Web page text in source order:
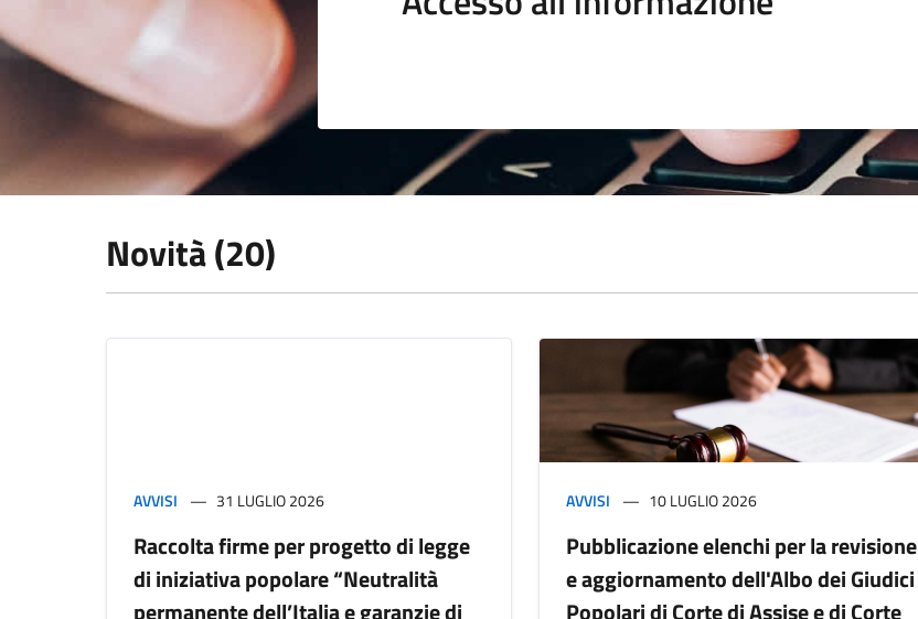
Novità (20)
AVVISI 31 LUGLIO 2026
Raccolta firme per progetto di legge
di iniziativa popolare “Neutralità
permanente dell’Italia e garanzie di
AVVISI 10 LUGLIO 2026
Pubblicazione elenchi per la revisione
e aggiornamento dell'Albo dei Giudici
Popolari di Corte di Assise e di Corte